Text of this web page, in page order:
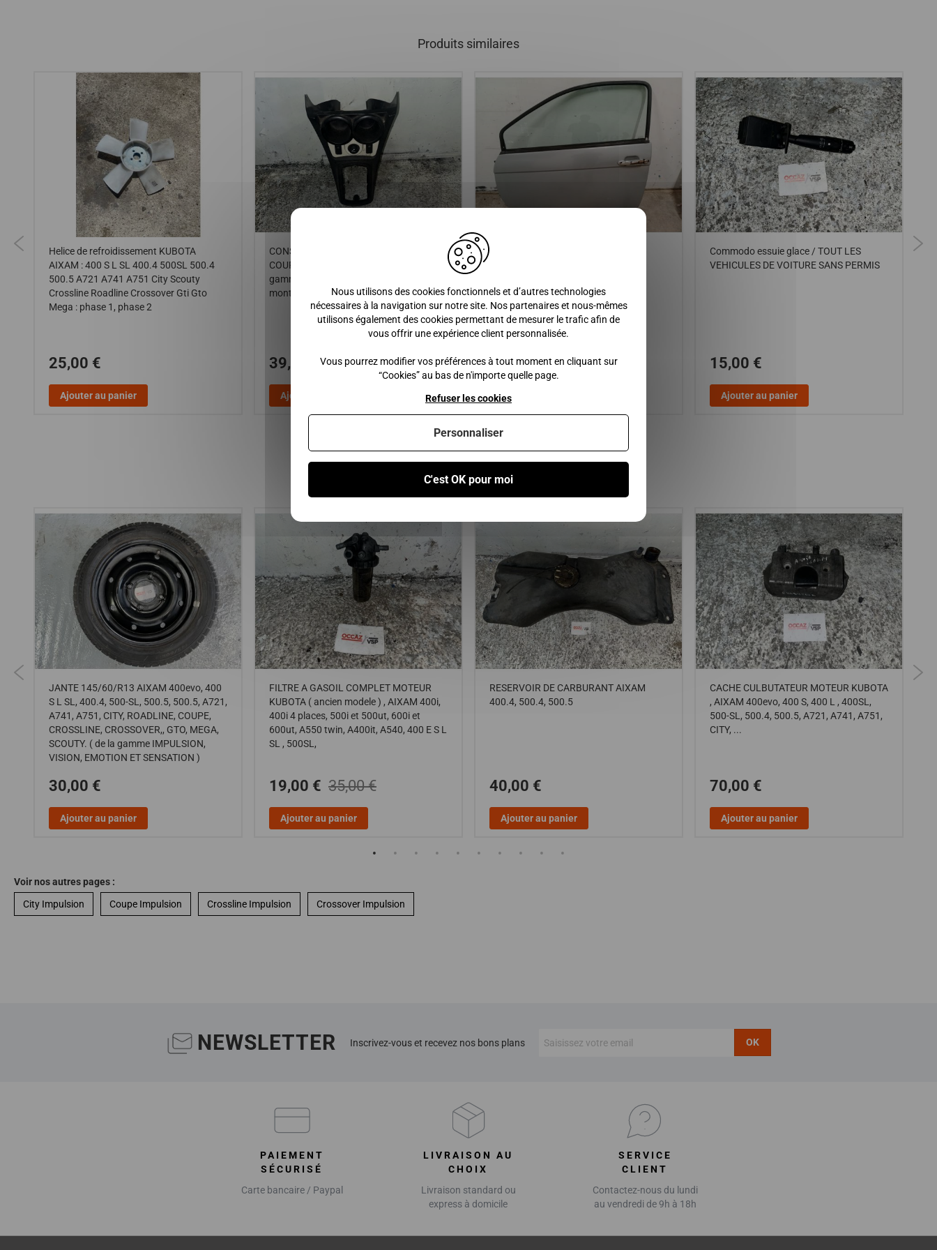
Produits similaires
Helice de refroidissement KUBOTA
AIXAM : 400 S L SL 400.4 500SL 500.4
500.5 A721 A741 A751 City Scouty
Crossline Roadline Crossover Gti Gto
Mega : phase 1, phase 2
25,00 €
Ajouter au panier
CONSOLE CENTRALE AIXAM CITY, GTO,
COUPE, CROSSLINE, CROSSOVER ( de la
gamme IMPULSION et VISION 1er
montage )
39,00 € 59,00 €
Ajouter au panier
245,00 €
Ajouter au panier
Commodo essuie glace / TOUT LES
VEHICULES DE VOITURE SANS PERMIS
15,00 €
Ajouter au panier
Vous pourriez également être intéressé par
JANTE 145/60/R13 AIXAM 400evo, 400
S L SL, 400.4, 500-SL, 500.5, 500.5, A721,
A741, A751, CITY, ROADLINE, COUPE,
CROSSLINE, CROSSOVER,, GTO, MEGA,
SCOUTY. ( de la gamme IMPULSION,
VISION, EMOTION ET SENSATION )
30,00 €
Ajouter au panier
FILTRE A GASOIL COMPLET MOTEUR
KUBOTA ( ancien modele ) , AIXAM 400i,
400i 4 places, 500i et 500ut, 600i et
600ut, A550 twin, A400it, A540, 400 E S L
SL , 500SL,
19,00 € 35,00 €
Ajouter au panier
RESERVOIR DE CARBURANT AIXAM
400.4, 500.4, 500.5
40,00 €
Ajouter au panier
CACHE CULBUTATEUR MOTEUR KUBOTA
, AIXAM 400evo, 400 S, 400 L , 400SL,
500-SL, 500.4, 500.5, A721, A741, A751,
CITY, ...
70,00 €
Ajouter au panier
Voir nos autres pages :
City Impulsion
Coupe Impulsion Crossline Impulsion Crossover Impulsion
NEWSLETTER Inscrivez-vous et recevez nos bons plans OK
PAIEMENT
SÉCURISÉ
Carte bancaire / Paypal
LIVRAISON AU
CHOIX
Livraison standard ou
express à domicile
SERVICE
CLIENT
Contactez-nous du lundi
au vendredi de 9h à 18h
Nous utilisons des cookies fonctionnels et d’autres technologies
nécessaires à la navigation sur notre site. Nos partenaires et nous-mêmes
utilisons également des cookies permettant de mesurer le trafic afin de
vous offrir une expérience client personnalisée.
Vous pourrez modifier vos préférences à tout moment en cliquant sur
“Cookies” au bas de n'importe quelle page.
C'est OK pour moi
Refuser les cookies
Personnaliser